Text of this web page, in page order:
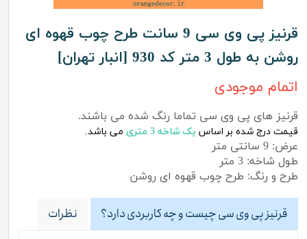
قرنیز پی وی سی 9 سانت طرح چوب قهوه ای
روشن به طول 3 متر کد 930 [انبار تهران]
اتمام موجودی
قرنیز های پی وی سی تماما رنگ شده می باشند.
قیمت درج شده بر اساس یک شاخه 3 متری می باشد.
عرض: 9 سانتی متر
طول شاخه: 3 متر
طرح و رنگ: طرح چوب قهوه ای روشن
قرنیز پی وی سی چیست و چه کاربردی دارد؟ نظرات